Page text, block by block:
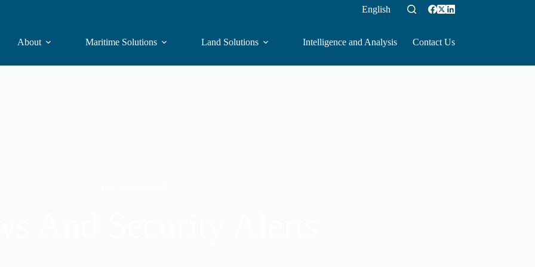
English
About Maritime Solutions Land Solutions Intelligence and Analysis Contact Us